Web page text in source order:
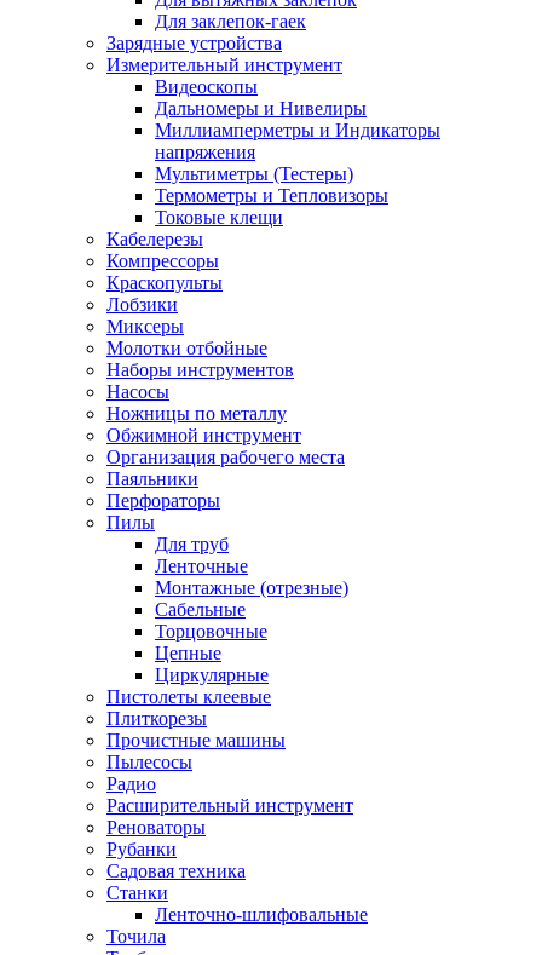
Для заклепок-гаек
Зарядные устройства
Измерительный инструмент
Видеоскопы
Дальномеры и Нивелиры
Миллиамперметры и Индикаторы
напряжения
Мультиметры (Тестеры)
Термометры и Тепловизоры
Токовые клещи
Кабелерезы
Компрессоры
Краскопульты
Лобзики
Миксеры
Молотки отбойные
Наборы инструментов
Насосы
Ножницы по металлу
Обжимной инструмент
Организация рабочего места
Паяльники
Перфораторы
Пилы
Для труб
Ленточные
Монтажные (отрезные)
Сабельные
Торцовочные
Цепные
Циркулярные
Пистолеты клеевые
Плиткорезы
Прочистные машины
Пылесосы
Радио
Расширительный инструмент
Реноваторы
Рубанки
Садовая техника
Станки
Ленточно-шлифовальные
Точила